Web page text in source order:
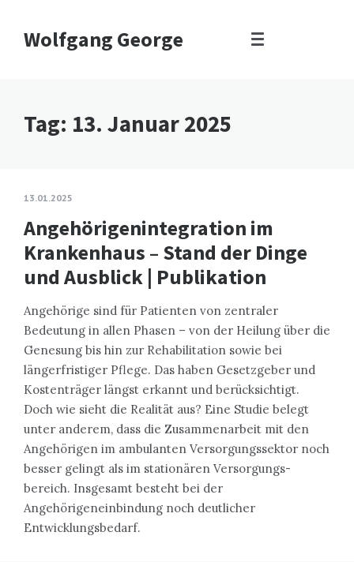
Wolfgang George
Tag: 13. Januar 2025
13.01.2025
Angehörigenintegration im
Krankenhaus – Stand der Dinge
und Ausblick | Publikation
Angehörige sind für Patienten von zentraler
Bedeutung in allen Phasen – von der Heilung über die
Genesung bis hin zur Rehabilitation sowie bei
längerfristiger Pflege. Das haben Gesetzgeber und
Kostenträger längst erkannt und berücksichtigt.
Doch wie sieht die Realität aus? Eine Studie belegt
unter anderem, dass die Zusammenarbeit mit den
Angehörigen im ambulanten Versorgungssektor noch
besser gelingt als im stationären Versorgungs­
bereich. Insgesamt besteht bei der
Angehörigeneinbindung noch deutlicher
Entwicklungsbedarf.